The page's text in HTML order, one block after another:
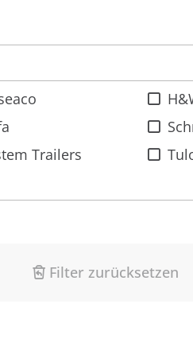
Trailers
Filter zurücksetzen